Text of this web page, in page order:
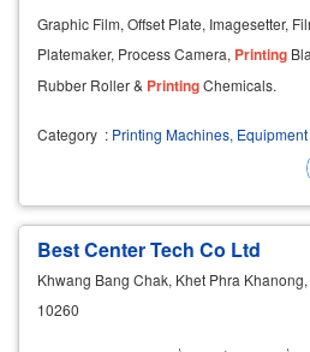
Graphic Film, Offset Plate, Imagesetter,
Platemaker, Process Camera, Printing
Rubber Roller & PrintingChemicals.
Category : Printing Machines,
Best Center Tech Co Ltd
Khwang Bang Chak, Khet Phra
10260